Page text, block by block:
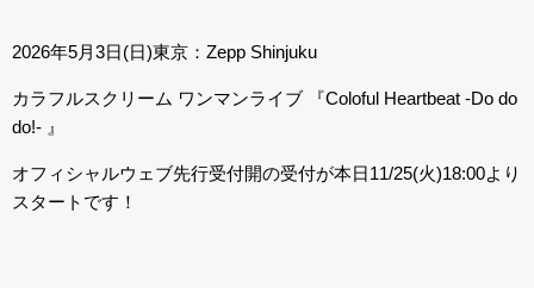
2026年5月3日(日)東京：Zepp Shinjuku
カラフルスクリーム ワンマンライブ 『Coloful Heartbeat -Do do
do!- 』
オフィシャルウェブ先行受付開の受付が本日11/25(火)18:00より
スタートです！